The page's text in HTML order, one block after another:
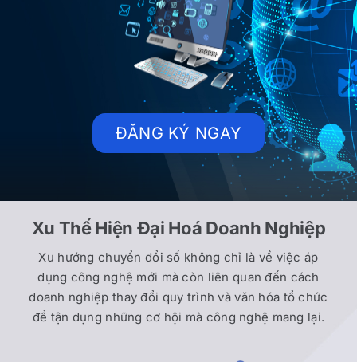
ĐĂNG KÝ NGAY
Xu Thế Hiện Đại Hoá Doanh Nghiệp
Xu hướng chuyển đổi số không chỉ là về việc áp
dụng công nghệ mới mà còn liên quan đến cách
doanh nghiệp thay đổi quy trình và văn hóa tổ chức
để tận dụng những cơ hội mà công nghệ mang lại.